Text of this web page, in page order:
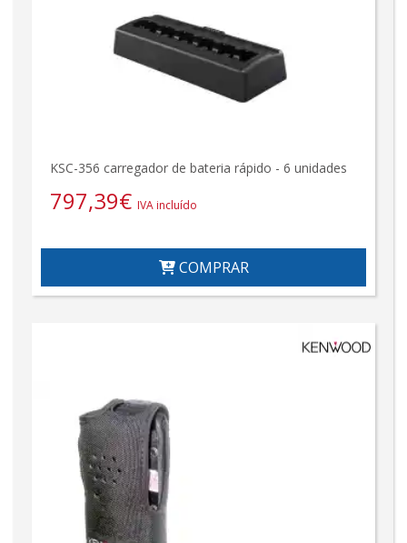
KSC-356 carregador de bateria rápido - 6 unidades
797,39€ IVA incluído
COMPRAR